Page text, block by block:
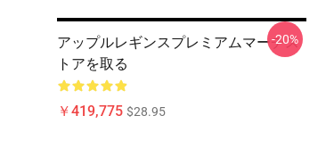
アップルレギンスプレミアムマーチス
トアを取る
￥419,775 $28.95
-20%